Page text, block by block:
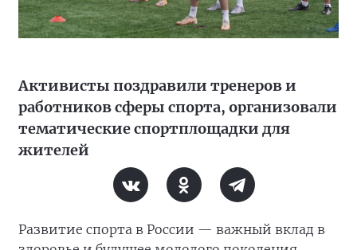
Активисты поздравили тренеров и
работников сферы спорта, организовали
тематические спортплощадки для
жителей
Развитие спорта в России — важный вклад в